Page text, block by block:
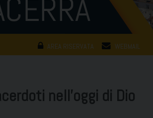
AREA RISERVATA WEBMAIL
nell’oggi di Dio